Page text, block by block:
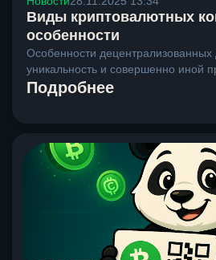
Виды криптовалютных
особенности
Особенности децентрализованных
уникальность и совершенно иной
Подробнее